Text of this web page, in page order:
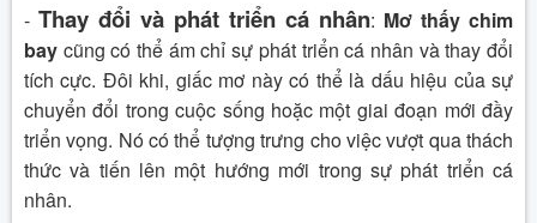
- Thay đổi và phát triển cá nhân: Mơ thấy chim
bay cũng có thể ám chỉ sự phát triển cá nhân và thay đổi
tích cực. Đôi khi, giấc mơ này có thể là dấu hiệu của sự
chuyển đổi trong cuộc sống hoặc một giai đoạn mới đầy
triển vọng. Nó có thể tượng trưng cho việc vượt qua thách
thức và tiến lên một hướng mới trong sự phát triển cá
nhân.